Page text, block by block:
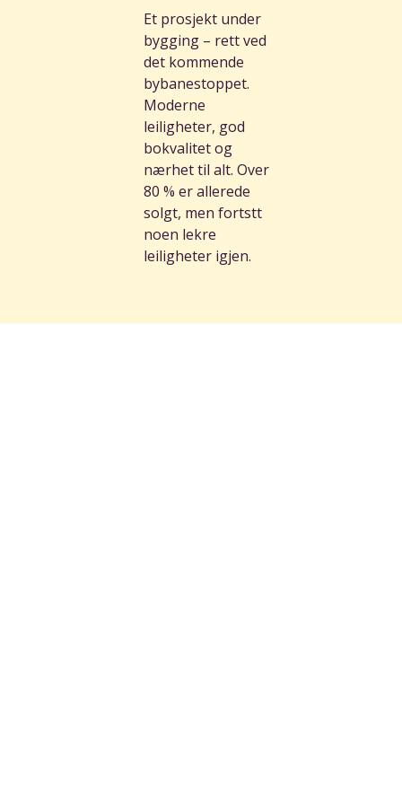
Et prosjekt under
bygging – rett ved
det kommende
bybanestoppet.
Moderne
leiligheter, god
bokvalitet og
nærhet til alt. Over
80 % er allerede
solgt, men fortstt
noen lekre
leiligheter igjen.